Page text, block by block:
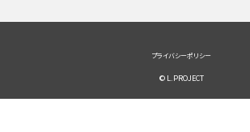
プライバシーポリシー
© L.PROJECT